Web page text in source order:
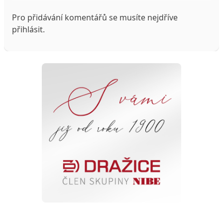
Pro přidávání komentářů se musíte nejdříve
přihlásit.